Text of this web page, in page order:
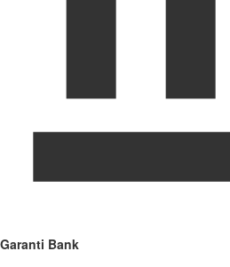
Garanti Bank